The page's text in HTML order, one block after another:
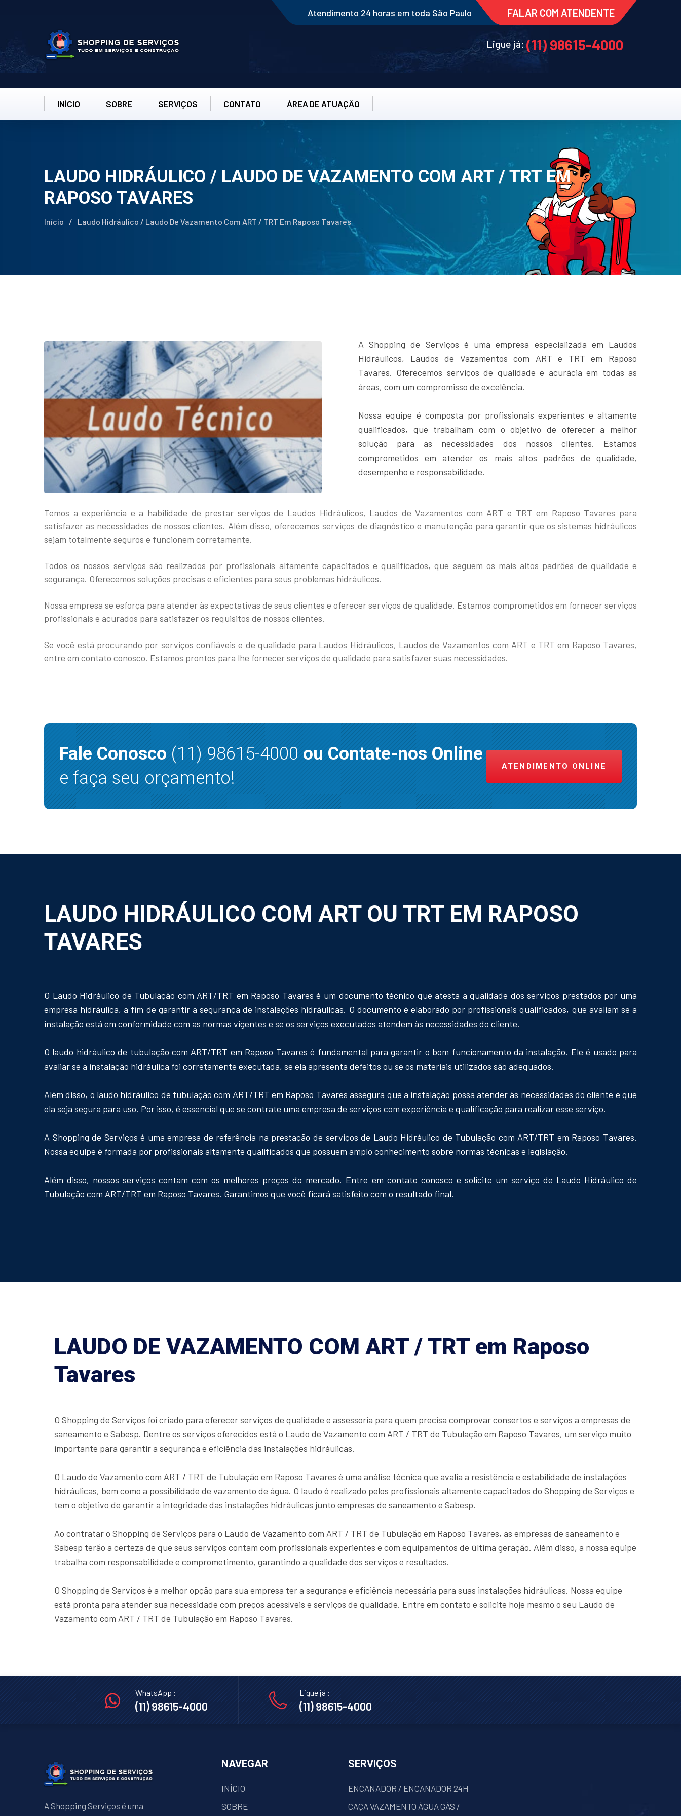
Atendimento 24 horas em toda São Paulo FALAR COM ATENDENTE
Ligue já: (11) 98615-4000
INÍCIO SOBRE SERVIÇOS CONTATO ÁREA DE ATUAÇÂO
LAUDO HIDRÁULICO / LAUDO DE VAZAMENTO COM ART / TRT EM
RAPOSO TAVARES
Início / Laudo Hidráulico / Laudo De Vazamento Com ART / TRT Em Raposo Tavares
A Shopping de Serviços é uma empresa especializada em Laudos
Hidráulicos, Laudos de Vazamentos com ART e TRT em Raposo
Tavares. Oferecemos serviços de qualidade e acurácia em todas as
áreas, com um compromisso de excelência.
Nossa equipe é composta por profissionais experientes e altamente
qualificados, que trabalham com o objetivo de oferecer a melhor
solução para as necessidades dos nossos clientes. Estamos
comprometidos em atender os mais altos padrões de qualidade,
desempenho e responsabilidade.
Temos a experiência e a habilidade de prestar serviços de Laudos Hidráulicos, Laudos de Vazamentos com ART e TRT em Raposo Tavares para
satisfazer as necessidades de nossos clientes. Além disso, oferecemos serviços de diagnóstico e manutenção para garantir que os sistemas hidráulicos
sejam totalmente seguros e funcionem corretamente.
Todos os nossos serviços são realizados por profissionais altamente capacitados e qualificados, que seguem os mais altos padrões de qualidade e
segurança. Oferecemos soluções precisas e eficientes para seus problemas hidráulicos.
Nossa empresa se esforça para atender às expectativas de seus clientes e oferecer serviços de qualidade. Estamos comprometidos em fornecer serviços
profissionais e acurados para satisfazer os requisitos de nossos clientes.
Se você está procurando por serviços confiáveis e de qualidade para Laudos Hidráulicos, Laudos de Vazamentos com ART e TRT em Raposo Tavares,
entre em contato conosco. Estamos prontos para lhe fornecer serviços de qualidade para satisfazer suas necessidades.
Fale Conosco(11) 98615-4000 ou Contate-nos Online
e faça seu orçamento!
ATENDIMENTO ONLINE
LAUDO HIDRÁULICO COM ART OU TRT EM RAPOSO
TAVARES
O Laudo Hidráulico de Tubulação com ART/TRT em Raposo Tavares é um documento técnico que atesta a qualidade dos serviços prestados por uma
empresa hidráulica, a fim de garantir a segurança de instalações hidráulicas. O documento é elaborado por profissionais qualificados, que avaliam se a
instalação está em conformidade com as normas vigentes e se os serviços executados atendem às necessidades do cliente.
O laudo hidráulico de tubulação com ART/TRT em Raposo Tavares é fundamental para garantir o bom funcionamento da instalação. Ele é usado para
avaliar se a instalação hidráulica foi corretamente executada, se ela apresenta defeitos ou se os materiais utilizados são adequados.
Além disso, o laudo hidráulico de tubulação com ART/TRT em Raposo Tavares assegura que a instalação possa atender às necessidades do cliente e que
ela seja segura para uso. Por isso, é essencial que se contrate uma empresa de serviços com experiência e qualificação para realizar esse serviço.
A Shopping de Serviços é uma empresa de referência na prestação de serviços de Laudo Hidráulico de Tubulação com ART/TRT em Raposo Tavares.
Nossa equipe é formada por profissionais altamente qualificados que possuem amplo conhecimento sobre normas técnicas e legislação.
Além disso, nossos serviços contam com os melhores preços do mercado. Entre em contato conosco e solicite um serviço de Laudo Hidráulico de
Tubulação com ART/TRT em Raposo Tavares. Garantimos que você ficará satisfeito com o resultado final.
LAUDO DE VAZAMENTO COM ART / TRT em Raposo
Tavares
O Shopping de Serviços foi criado para oferecer serviços de qualidade e assessoria para quem precisa comprovar consertos e serviços a empresas de
saneamento e Sabesp. Dentre os serviços oferecidos está o Laudo de Vazamento com ART / TRT de Tubulação em Raposo Tavares, um serviço muito
importante para garantir a segurança e eficiência das instalações hidráulicas.
O Laudo de Vazamento com ART / TRT de Tubulação em Raposo Tavares é uma análise técnica que avalia a resistência e estabilidade de instalações
hidráulicas, bem como a possibilidade de vazamento de água. O laudo é realizado pelos profissionais altamente capacitados do Shopping de Serviços e
tem o objetivo de garantir a integridade das instalações hidráulicas junto empresas de saneamento e Sabesp.
Ao contratar o Shopping de Serviços para o Laudo de Vazamento com ART / TRT de Tubulação em Raposo Tavares, as empresas de saneamento e
Sabesp terão a certeza de que seus serviços contam com profissionais experientes e com equipamentos de última geração. Além disso, a nossa equipe
trabalha com responsabilidade e comprometimento, garantindo a qualidade dos serviços e resultados.
O Shopping de Serviços é a melhor opção para sua empresa ter a segurança e eficiência necessária para suas instalações hidráulicas. Nossa equipe
está pronta para atender sua necessidade com preços acessíveis e serviços de qualidade. Entre em contato e solicite hoje mesmo o seu Laudo de
Vazamento com ART / TRT de Tubulação em Raposo Tavares.
WhatsApp :
(11) 98615-4000
Ligue já :
(11) 98615-4000
A Shopping Serviços é uma
NAVEGAR
INÍCIO
SOBRE
SERVIÇOS
ENCANADOR / ENCANADOR 24H
CAÇA VAZAMENTO ÁGUA GÁS /